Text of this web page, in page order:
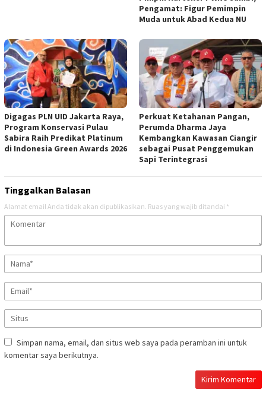
Pengamat: Figur Pemimpin
Muda untuk Abad Kedua NU
Digagas PLN UID Jakarta Raya,
Program Konservasi Pulau
Sabira Raih Predikat Platinum
di Indonesia Green Awards 2026
Perkuat Ketahanan Pangan,
Perumda Dharma Jaya
Kembangkan Kawasan Ciangir
sebagai Pusat Penggemukan
Sapi Terintegrasi
Tinggalkan Balasan
Alamat email Anda tidak akan dipublikasikan. Ruas yang wajib ditandai *
Simpan nama, email, dan situs web saya pada peramban ini untuk
komentar saya berikutnya.